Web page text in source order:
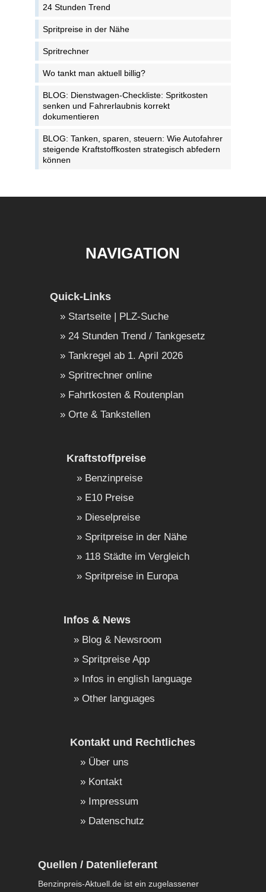
24 Stunden Trend
Spritpreise in der Nähe
Spritrechner
Wo tankt man aktuell billig?
BLOG: Dienstwagen-Checkliste: Spritkosten
senken und Fahrerlaubnis korrekt
dokumentieren
BLOG: Tanken, sparen, steuern: Wie Autofahrer
steigende Kraftstoffkosten strategisch abfedern
können
NAVIGATION
Quick-Links
Startseite | PLZ-Suche
24 Stunden Trend / Tankgesetz
Tankregel ab 1. April 2026
Spritrechner online
Fahrtkosten & Routenplan
Orte & Tankstellen
Kraftstoffpreise
Benzinpreise
E10 Preise
Dieselpreise
Spritpreise in der Nähe
118 Städte im Vergleich
Spritpreise in Europa
Infos & News
Blog & Newsroom
Spritpreise App
Infos in english language
Other languages
Kontakt und Rechtliches
Über uns
Kontakt
Impressum
Datenschutz
Quellen / Datenlieferant
Benzinpreis-Aktuell.de ist ein zugelassener